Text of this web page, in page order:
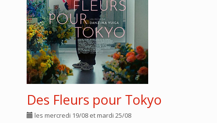
Des Fleurs pour Tokyo
les mercredi 19/08 et mardi 25/08